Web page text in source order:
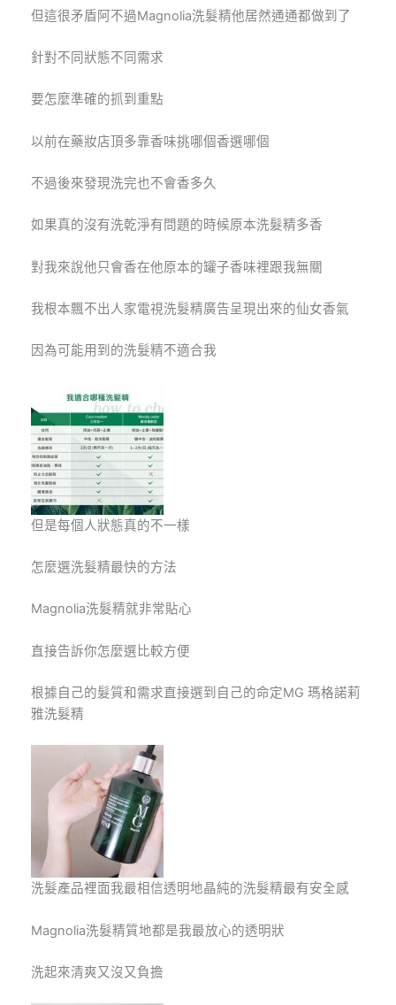
但這很矛盾阿不過Magnolia洗髮精他居然通通都做到了
針對不同狀態不同需求
要怎麼準確的抓到重點
以前在藥妝店頂多靠香味挑哪個香選哪個
不過後來發現洗完也不會香多久
如果真的沒有洗乾淨有問題的時候原本洗髮精多香
對我來說他只會香在他原本的罐子香味裡跟我無關
我根本飄不出人家電視洗髮精廣告呈現出來的仙女香氣
因為可能用到的洗髮精不適合我
但是每個人狀態真的不一樣
怎麼選洗髮精最快的方法
Magnolia洗髮精就非常貼心
直接告訴你怎麼選比較方便
根據自己的髮質和需求直接選到自己的命定MG 瑪格諾莉
雅洗髮精
洗髮產品裡面我最相信透明地晶純的洗髮精最有安全感
Magnolia洗髮精質地都是我最放心的透明狀
洗起來清爽又沒又負擔